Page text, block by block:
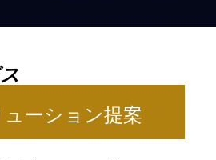
ューション提案